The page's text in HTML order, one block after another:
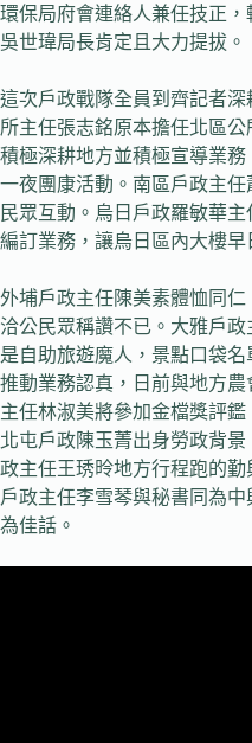
環保局府會連絡人兼任技正
吳世瑋局長肯定且大力提拔。
這次戶政戰隊全員到齊記者
所主任張志銘原本擔任北區
積極深耕地方並積極宣導業
一夜團康活動。南區戶政主
民眾互動。烏日戶政羅敏華
編訂業務，讓烏日區內大樓早
外埔戶政主任陳美素體恤同
洽公民眾稱讚不已。大雅戶
是自助旅遊魔人，景點口袋
推動業務認真，日前與地方
主任林淑美將參加金檔獎評
北屯戶政陳玉菁出身勞政背
政主任王琇昤地方行程跑的
戶政主任李雪琴與秘書同為
為佳話。